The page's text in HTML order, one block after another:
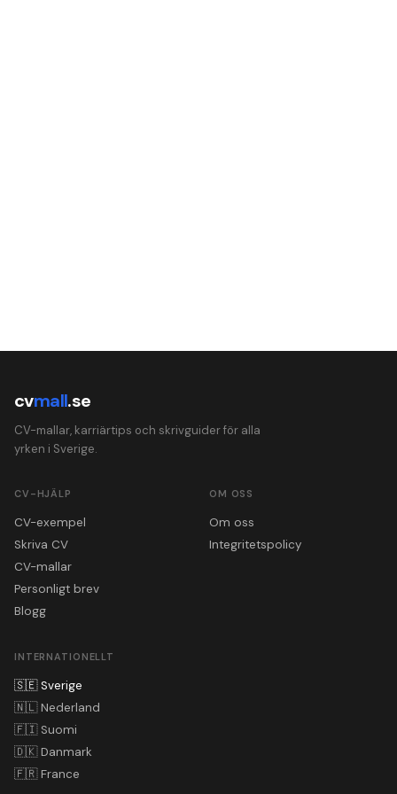
cvmall.se
CV-mallar, karriärtips och skrivguider för alla
yrken i Sverige.
CV-HJÄLP
CV-exempel
Skriva CV
CV-mallar
Personligt brev
Blogg
OM OSS
Om oss
Integritetspolicy
INTERNATIONELLT
🇸🇪 Sverige
🇳🇱 Nederland
🇫🇮 Suomi
🇩🇰 Danmark
🇫🇷 France